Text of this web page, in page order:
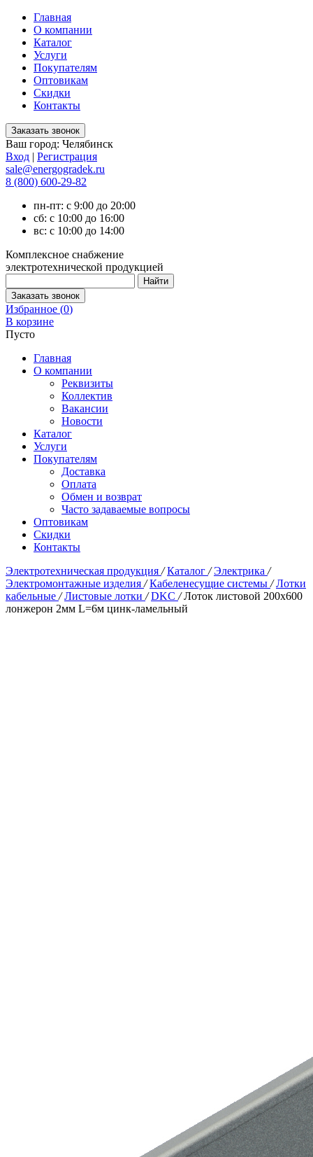
Главная
О компании
Каталог
Услуги
Покупателям
Оптовикам
Скидки
Контакты
Ваш город: Челябинск
Вход | Регистрация
sale@energogradek.ru
8 (800) 600-29-82
пн-пт: с 9:00 до 20:00
сб: с 10:00 до 16:00
вс: с 10:00 до 14:00
Комплексное снабжение
электротехнической продукцией
Избранное (0)
В корзине
Пусто
Главная
О компании
Реквизиты
Коллектив
Вакансии
Новости
Каталог
Услуги
Покупателям
Доставка
Оплата
Обмен и возврат
Часто задаваемые вопросы
Оптовикам
Скидки
Контакты
Электротехническая продукция / Каталог / Электрика /
Электромонтажные изделия / Кабеленесущие системы / Лотки
кабельные / Листовые лотки / DKC / Лоток листовой 200x600
лонжерон 2мм L=6м цинк-ламельный